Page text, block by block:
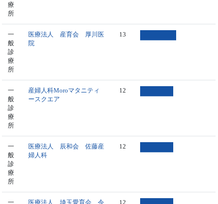
療
所
一
般
診
療
所
医療法人 産育会 厚川医
院
13
一
般
診
療
所
産婦人科Moroマタニティ
ースクエア
12
一
般
診
療
所
医療法人 辰和会 佐藤産
婦人科
12
一
医療法人 埼玉愛育会 令
12